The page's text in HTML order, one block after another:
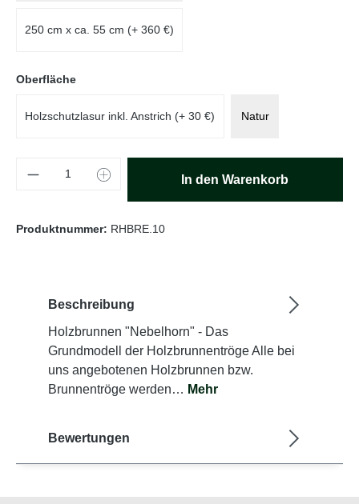
250 cm x ca. 55 cm (+ 360 €)
Oberflächeauswählen
Holzschutzlasur inkl. Anstrich (+ 30 €) Natur
Produkt Anzahl: Gib den gewünschten
In den Warenkorb
Produktnummer: RHBRE.10
Beschreibung
Holzbrunnen "Nebelhorn" - Das
Grundmodell der Holzbrunnentröge Alle bei
uns angebotenen Holzbrunnen bzw.
Brunnentröge werden… Mehr
Bewertungen